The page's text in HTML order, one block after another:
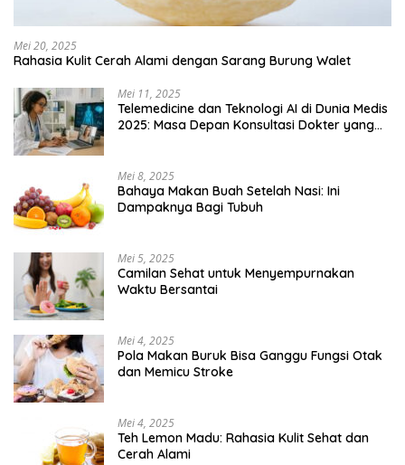
Mei 20, 2025
Rahasia Kulit Cerah Alami dengan Sarang Burung Walet
Mei 11, 2025
Telemedicine dan Teknologi AI di Dunia Medis
2025: Masa Depan Konsultasi Dokter yang
Mei 8, 2025
Bahaya Makan Buah Setelah Nasi: Ini
Dampaknya Bagi Tubuh
Mei 5, 2025
Camilan Sehat untuk Menyempurnakan
Waktu Bersantai
Mei 4, 2025
Pola Makan Buruk Bisa Ganggu Fungsi Otak
dan Memicu Stroke
Mei 4, 2025
Teh Lemon Madu: Rahasia Kulit Sehat dan
Cerah Alami